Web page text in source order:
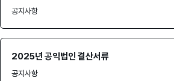
공지사항
2025년 공익법인 결산서류
공지사항